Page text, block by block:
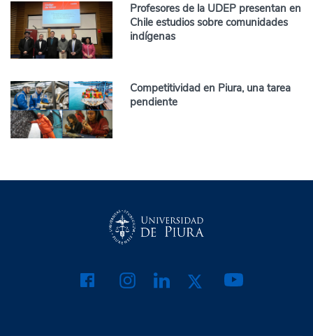
Profesores de la UDEP presentan en
Chile estudios sobre comunidades
indígenas
Competitividad en Piura, una tarea
pendiente